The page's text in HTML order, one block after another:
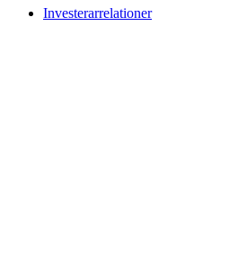
Investerarrelationer